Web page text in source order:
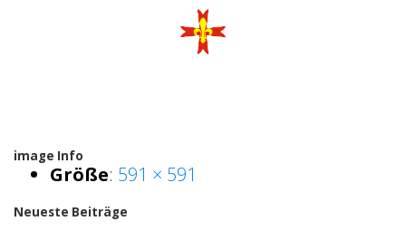
image Info
Größe: 591 × 591
Neueste Beiträge